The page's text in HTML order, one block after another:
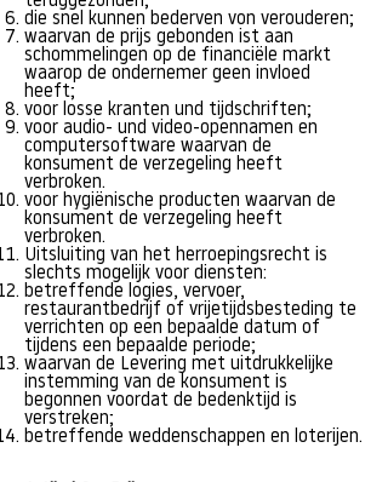
die snel kunnen bederven von verouderen;
waarvan de prijs gebonden ist aan
schommelingen op de financiële markt
waarop de ondernemer geen invloed
heeft;
voor losse kranten und tijdschriften;
voor audio- und video-opennamen en
computersoftware waarvan de
konsument de verzegeling heeft
verbroken.
voor hygiënische producten waarvan de
konsument de verzegeling heeft
verbroken.
Uitsluiting van het herroepingsrecht is
slechts mogelijk voor diensten:
betreffende logies, vervoer,
restaurantbedrijf of vrijetijdsbesteding te
verrichten op een bepaalde datum of
tijdens een bepaalde periode;
waarvan de Levering met uitdrukkelijke
instemming van de konsument is
begonnen voordat de bedenktijd is
verstreken;
betreffende weddenschappen en loterijen.